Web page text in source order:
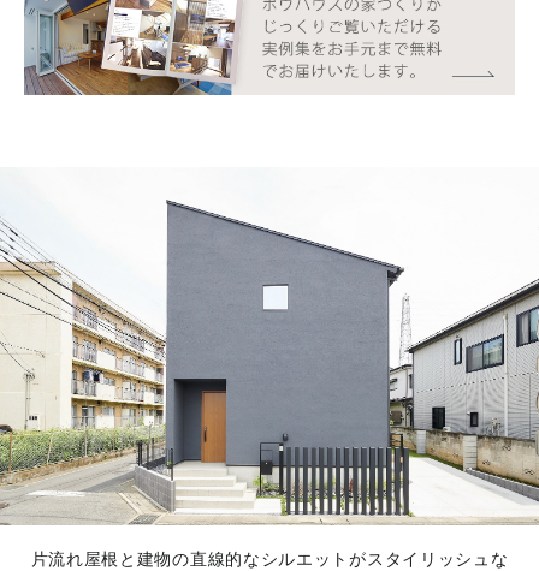
片流れ屋根と建物の直線的なシルエットがスタイリッシュな